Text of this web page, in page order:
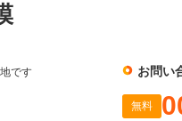
です お問い
無料